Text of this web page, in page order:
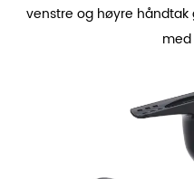
venstre og høyre håndtak
med